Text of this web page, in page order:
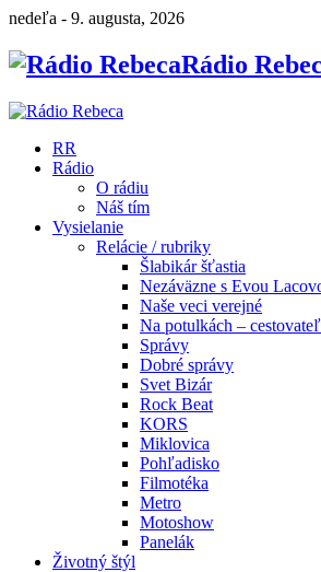
nedeľa - 9. augusta, 2026
Rádio
RR
Rádio
O rádiu
Náš tím
Vysielanie
Relácie / rubriky
Šlabikár šťastia
Nezáväzne s Evou
Naše veci verejné
Na potulkách –
Správy
Dobré správy
Svet Bizár
Rock Beat
KORS
Miklovica
Pohľadisko
Filmotéka
Metro
Motoshow
Panelák
Životný štýl